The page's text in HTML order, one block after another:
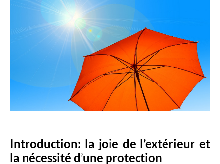
Introduction: la joie de l’extérieur et
la nécessité d’une protection